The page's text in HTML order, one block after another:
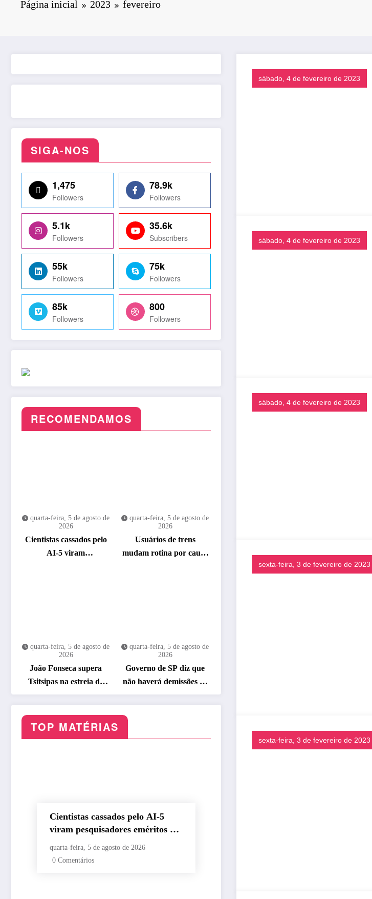
Página inicial 2023 fevereiro
SIGA-NOS
1,475
Followers
78.9k
Followers
5.1k
Followers
35.6k
Subscribers
55k
Followers
75k
Followers
85k
Followers
800
Followers
RECOMENDAMOS
quarta-feira, 5 de agosto de
2026
Cientistas cassados pelo
AI-5 viram
quarta-feira, 5 de agosto de
2026
Usuários de trens
mudam rotina por causa
quarta-feira, 5 de agosto de
2026
João Fonseca supera
Tsitsipas na estreia do
Masters 1000 de
quarta-feira, 5 de agosto de
2026
Governo de SP diz que
não haverá demissões de
funcionários da CPTM
TOP MATÉRIAS
Cientistas cassados pelo AI-5
viram pesquisadores eméritos da
Fiocruz
quarta-feira, 5 de agosto de 2026
0 Comentários
sábado, 4 de fevereiro de 2023
sábado, 4 de fevereiro de 2023
sábado, 4 de fevereiro de 2023
sexta-feira, 3 de fevereiro de 2023
sexta-feira, 3 de fevereiro de 2023